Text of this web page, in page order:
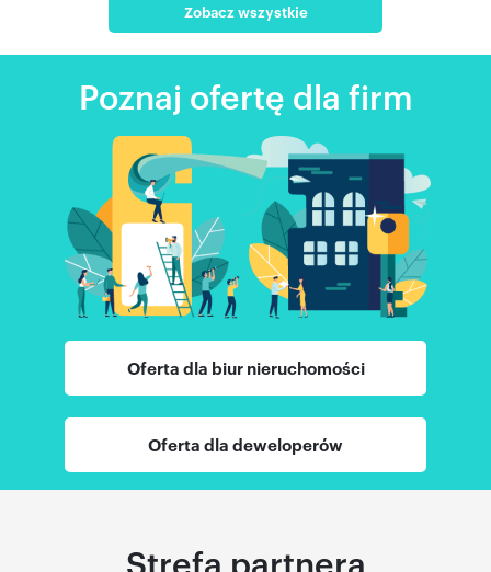
Zobacz wszystkie
Poznaj ofertę dla firm
Oferta dla biur nieruchomości
Oferta dla deweloperów
Strefa partnera